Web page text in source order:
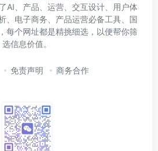
AI、产品、运营、交互设计、用户体
、电子商务、产品运营必备工具、国
每个网址都是精挑细选，以便帮你筛
选信息价值。
免责声明 商务合作